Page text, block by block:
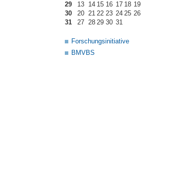
29
13 14 15 16 17 18 19
30
20 21 22 23 24 25 26
31
27 28 29 30 31
Forschungsinitiative
BMVBS